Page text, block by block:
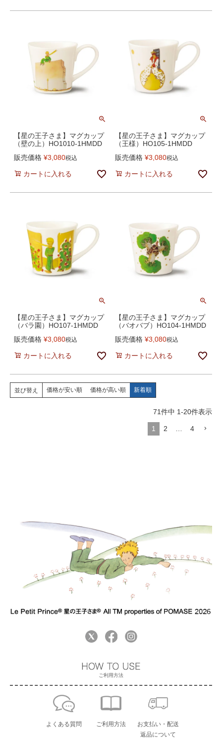
【星の王子さま】マグカップ
（壁の上）HO1010-1HMDD
販売価格 ¥3,080税込
カートに入れる
【星の王子さま】マグカップ
（王様）HO105-1HMDD
販売価格 ¥3,080税込
カートに入れる
【星の王子さま】マグカップ
（バラ園）HO107-1HMDD
販売価格 ¥3,080税込
カートに入れる
【星の王子さま】マグカップ
（バオバブ）HO104-1HMDD
販売価格 ¥3,080税込
カートに入れる
並び替え 価格が安い順 価格が高い順 新着順
71件中 1-20件表示
1 2 … 4
ご利用方法
よくある質問 ご利用方法
お支払い・配送
返品について